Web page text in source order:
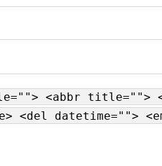
<abbr title="">
<del datetime="">